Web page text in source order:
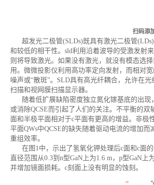
扫码添
超发光二极管(SLDs)既具有激光二极管
和较低的相干性。sld利用沿着波导的受激发射
则将导致激光。如果没有激光，就没有模态选
用。微微投影仪利用高功率定向发射，而相对
噪声或“散斑”。SLD具有高光纤耦合，允许在
扫描和视网膜扫描显示器。
随着低扩展缺陷密度独立氮化镓基底的出
或消除QCSE而引起了人们的关注。不平衡的
面和半极平面相对于c平面有更高的增益。非极
平面QWs中QCSE的缺失随着驱动电流的增加
重组效率。
在图 1中，示出了氢氧化钾处理后c面和c面
直径范围从0.3到n型GaN上为1.6 m，p型GaN
并增加镜面损耗。c刻面上没有明显的蚀刻。